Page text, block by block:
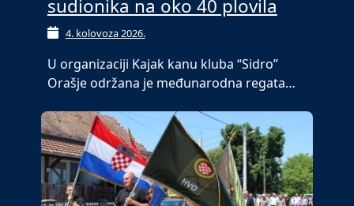
sudionika na oko 40 plovila
4. kolovoza 2026.
U organizaciji Kajak kanu kluba “Sidro”
Orašje održana je međunarodna regata…